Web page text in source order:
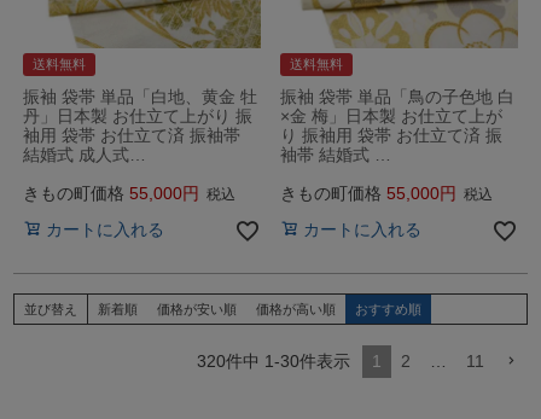
送料無料
振袖 袋帯 単品「白地、黄金 牡
丹」日本製 お仕立て上がり 振
袖用 袋帯 お仕立て済 振袖帯
結婚式 成人式…
きもの町価格 55,000 税込
カートに入れる
送料無料
振袖 袋帯 単品「鳥の子色地 白
×金 梅」日本製 お仕立て上が
り 振袖用 袋帯 お仕立て済 振
袖帯 結婚式 …
きもの町価格 55,000 税込
カートに入れる
並び替え 新着順 価格が安い順 価格が高い順 おすすめ順
320件中 1-30件表示 1 2 … 11